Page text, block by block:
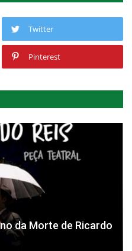
Twitter
Pinterest
da Morte de Ricardo